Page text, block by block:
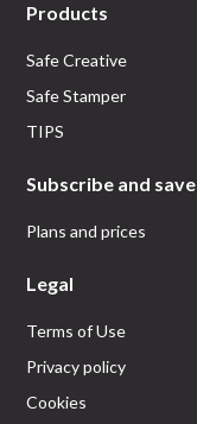
Products
Safe Creative
Safe Stamper
TIPS
Subscribe and save
Plans and prices
Legal
Terms of Use
Privacy policy
Cookies